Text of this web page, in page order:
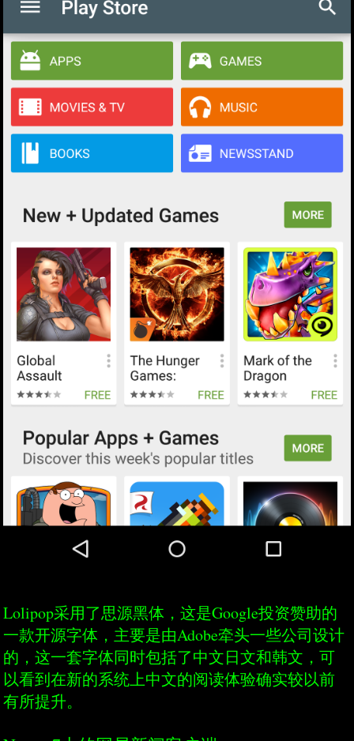
Lolipop采用了思源黑体，这是Google投资赞助的
一款开源字体，主要是由Adobe牵头一些公司设计
的，这一套字体同时包括了中文日文和韩文，可
以看到在新的系统上中文的阅读体验确实较以前
有所提升。